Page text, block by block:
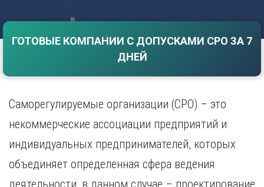
Екатеринбург
И
Иваново
Иркутск
К
Калининград
Калуга
Кемерово
Смоленск
Сочи
Тверь
Томск
Тула
ГОТОВЫЕ КОМПАНИИ С ДОПУСКАМИ СРО ЗА 7
ДНЕЙ
Саморегулируемые организации (СРО) – это
некоммерческие ассоциации предприятий и
индивидуальных предпринимателей, которых
объединяет определенная сфера ведения
деятельности, в данном случае – проектирование